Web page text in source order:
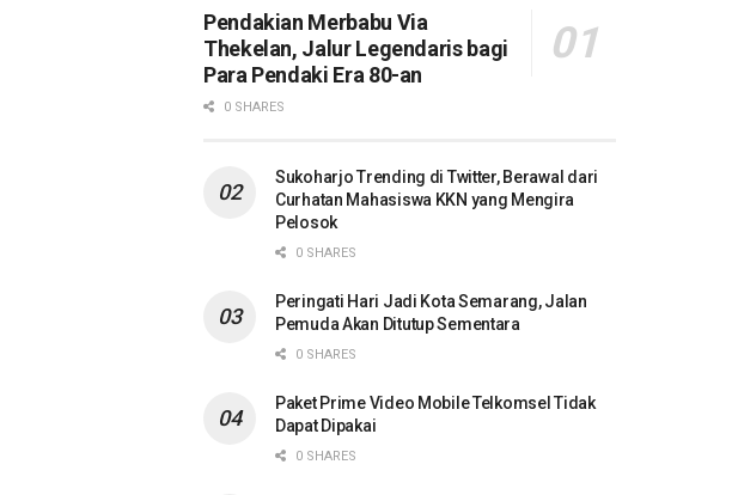
Pendakian Merbabu Via
Thekelan, Jalur Legendaris bagi
Para Pendaki Era 80-an
0 SHARES
Sukoharjo Trending di Twitter, Berawal dari
Curhatan Mahasiswa KKN yang Mengira
Pelosok
0 SHARES
Peringati Hari Jadi Kota Semarang, Jalan
Pemuda Akan Ditutup Sementara
0 SHARES
Paket Prime Video Mobile Telkomsel Tidak
Dapat Dipakai
0 SHARES